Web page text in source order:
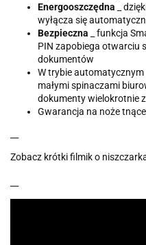
Energooszczędna _
wyłącza się
Bezpieczna
_ funkcja
PIN zapobiega otwarciu
dokumentów
W trybie
małymi spinaczami
dokumenty wielokrotnie
Gwarancja na noże
Zobacz krótki filmik o